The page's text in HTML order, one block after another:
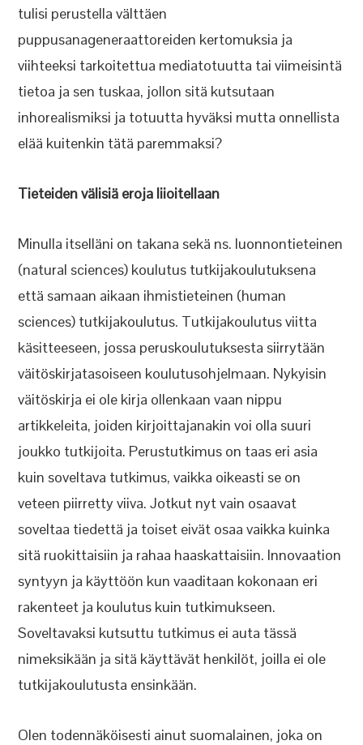
tulisi perustella välttäen
puppusanageneraattoreiden kertomuksia ja
viihteeksi tarkoitettua mediatotuutta tai viimeisintä
tietoa ja sen tuskaa, jollon sitä kutsutaan
inhorealismiksi ja totuutta hyväksi mutta onnellista
elää kuitenkin tätä paremmaksi?
Tieteiden välisiä eroja liioitellaan
Minulla itselläni on takana sekä ns. luonnontieteinen
(natural sciences) koulutus tutkijakoulutuksena
että samaan aikaan ihmistieteinen (human
sciences) tutkijakoulutus. Tutkijakoulutus viitta
käsitteeseen, jossa peruskoulutuksesta siirrytään
väitöskirjatasoiseen koulutusohjelmaan. Nykyisin
väitöskirja ei ole kirja ollenkaan vaan nippu
artikkeleita, joiden kirjoittajanakin voi olla suuri
joukko tutkijoita. Perustutkimus on taas eri asia
kuin soveltava tutkimus, vaikka oikeasti se on
veteen piirretty viiva. Jotkut nyt vain osaavat
soveltaa tiedettä ja toiset eivät osaa vaikka kuinka
sitä ruokittaisiin ja rahaa haaskattaisiin. Innovaation
syntyyn ja käyttöön kun vaaditaan kokonaan eri
rakenteet ja koulutus kuin tutkimukseen.
Soveltavaksi kutsuttu tutkimus ei auta tässä
nimeksikään ja sitä käyttävät henkilöt, joilla ei ole
tutkijakoulutusta ensinkään.
Olen todennäköisesti ainut suomalainen, joka on